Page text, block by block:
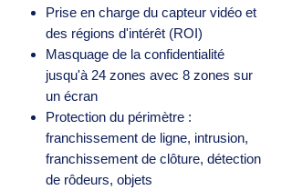
Prise en charge du capteur vidéo et
des régions d'intérêt (ROI)
Masquage de la confidentialité
jusqu'à 24 zones avec 8 zones sur
un écran
Protection du périmètre :
franchissement de ligne, intrusion,
franchissement de clôture, détection
de rôdeurs, objets